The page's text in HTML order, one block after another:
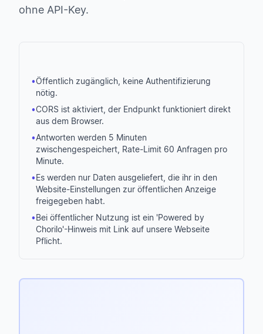
ohne API-Key.
•Öffentlich zugänglich, keine Authentifizierung
nötig.
•CORS ist aktiviert, der Endpunkt funktioniert direkt
aus dem Browser.
•Antworten werden 5 Minuten
zwischengespeichert, Rate-Limit 60 Anfragen pro
Minute.
•Es werden nur Daten ausgeliefert, die ihr in den
Website-Einstellungen zur öffentlichen Anzeige
freigegeben habt.
•Bei öffentlicher Nutzung ist ein 'Powered by
Chorilo'-Hinweis mit Link auf unsere Webseite
Pflicht.